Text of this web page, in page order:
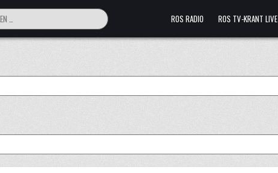
ROS RADIO ROS TV-KRANT LIVE